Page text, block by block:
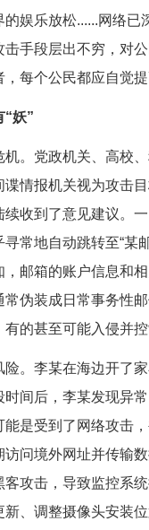
娱乐放松......网络
击手段层出不穷，对
每个公民都应自觉
“妖”
党政机关、高校、科
情报机关视为攻击
收到了意见建议。
常地自动跳转至“某
邮箱的账户信息和
伪装成日常事务性
的甚至可能入侵并控
李某在海边开了家
时间后，李某发现异
能是受到了网络攻击
问境外网址并传输
攻击，导致监控系
、调整摄像头安装